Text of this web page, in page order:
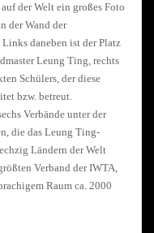
der Welt ein großes Foto
der Wand der
daneben ist der Platz
Leung Ting, rechts
Schülers, der diese
bzw. betreut.
Verbände unter der
die das Leung Ting-
Ländern der Welt
Verband der IWTA,
Raum ca. 2000